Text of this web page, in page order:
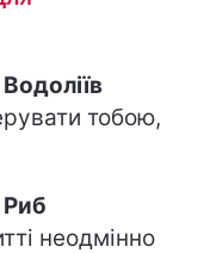
тобою,
Риб
неодмінно